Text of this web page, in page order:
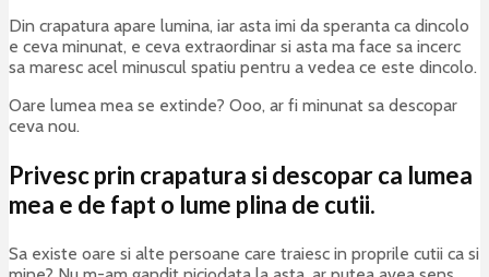
Din crapatura apare lumina, iar asta imi da speranta ca dincolo
e ceva minunat, e ceva extraordinar si asta ma face sa incerc
sa maresc acel minuscul spatiu pentru a vedea ce este dincolo.
Oare lumea mea se extinde? Ooo, ar fi minunat sa descopar
ceva nou.
Privesc prin crapatura si descopar ca lumea
mea e de fapt o lume plina de cutii.
Sa existe oare si alte persoane care traiesc in proprile cutii ca si